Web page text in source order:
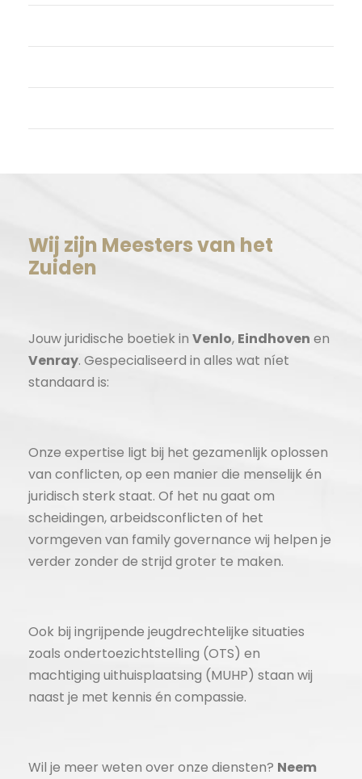
Wij zijn Meesters van het
Zuiden
Jouw juridische boetiek in Venlo, Eindhoven en
Venray. Gespecialiseerd in alles wat níet
standaard is:
Onze expertise ligt bij het gezamenlijk oplossen
van conflicten, op een manier die menselijk én
juridisch sterk staat. Of het nu gaat om
scheidingen, arbeidsconflicten of het
vormgeven van family governance wij helpen je
verder zonder de strijd groter te maken.
Ook bij ingrijpende jeugdrechtelijke situaties
zoals ondertoezichtstelling (OTS) en
machtiging uithuisplaatsing (MUHP) staan wij
naast je met kennis én compassie.
Wil je meer weten over onze diensten? Neem